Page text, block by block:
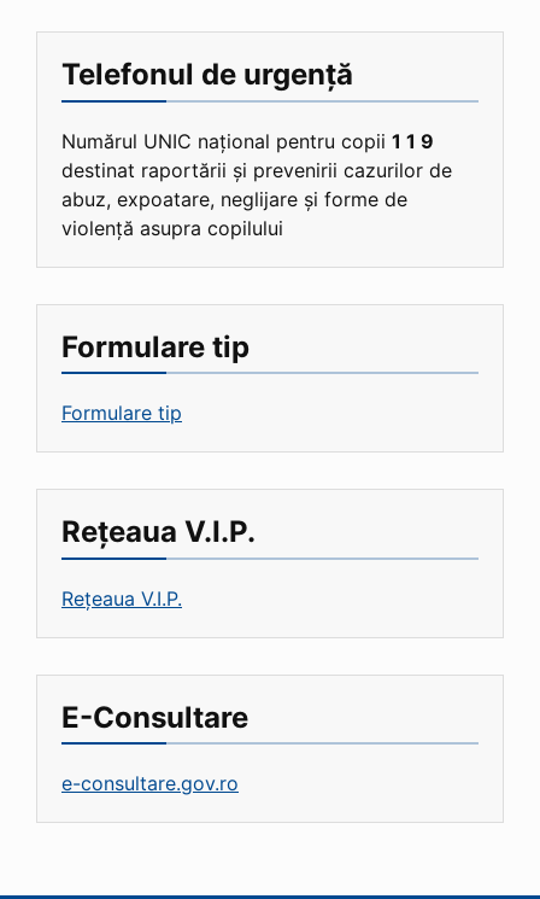
Telefonul de urgență
Numărul UNIC național pentru copii 1 1 9
destinat raportării și prevenirii cazurilor de
abuz, expoatare, neglijare și forme de
violență asupra copilului
Formulare tip
Formulare tip
Rețeaua V.I.P.
Rețeaua V.I.P.
E-Consultare
e-consultare.gov.ro